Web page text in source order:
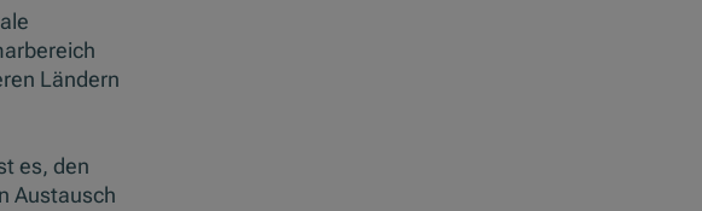
Ländern
es, den
Austausch